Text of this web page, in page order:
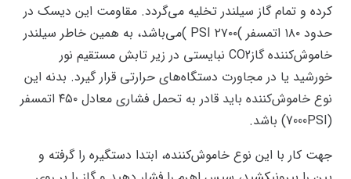
کرده و تمام گاز سیلندر تخلیه می‌گردد. مقاومت این دیسک در
حدود ۱۸۰ اتمسفر )۲۷۰۰ PSI )می‌باشد، به همین خاطر سیلندر
خاموش‌کننده گازCO2 نبایستی در زیر تابش مستقیم نور
خورشید یا در مجاورت دستگاه‌های حرارتی قرار گیرد. بدنه این
نوع خاموش‌کننده باید قادر به تحمل فشاری معادل ۴۵۰ اتمسفر
(7000PSI) باشد.
جهت کار با این نوع خاموش‌کننده، ابتدا دستگیره را گرفته و